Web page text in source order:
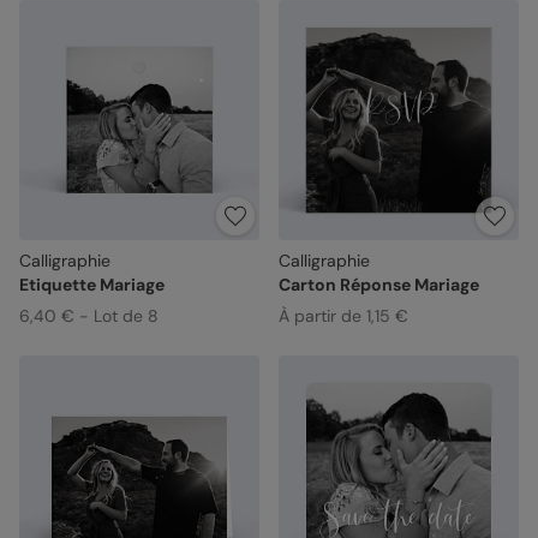
Calligraphie
Etiquette Mariage
6,40 € - Lot de 8
Calligraphie
Carton Réponse Mariage
À partir de 1,15 €